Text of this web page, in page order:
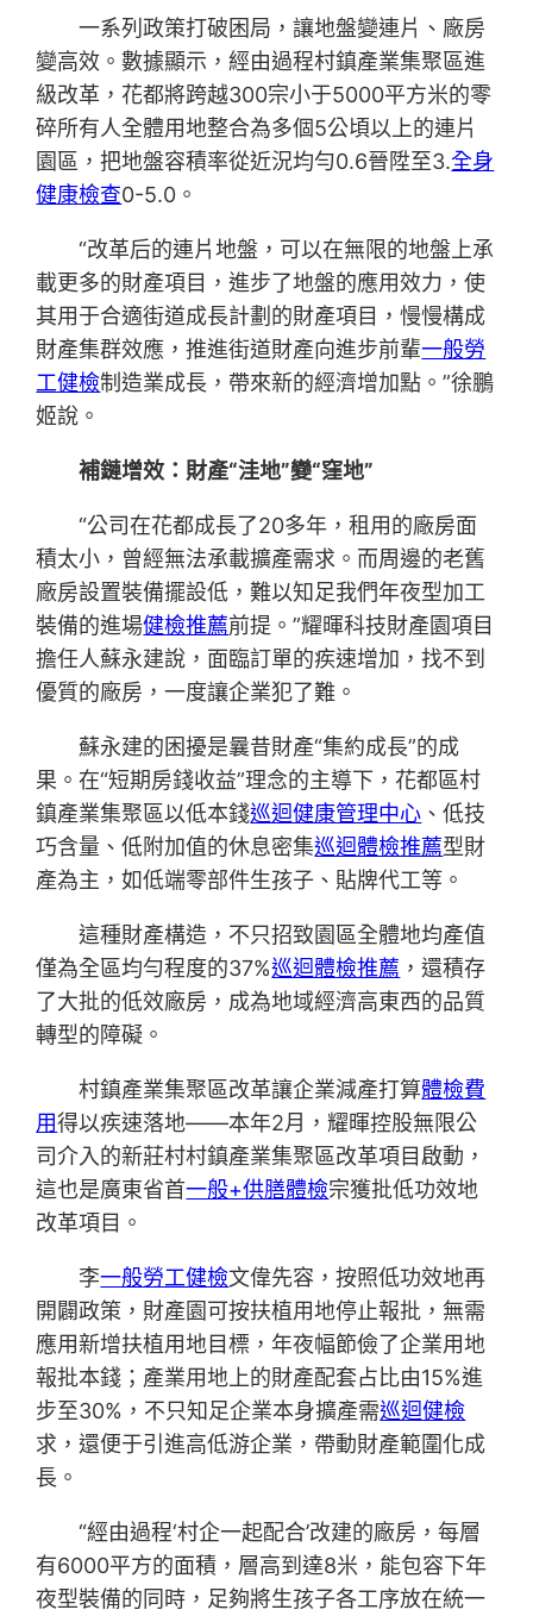
一系列政策打破困局，讓地盤變連片、廠房
變高效。數據顯示，經由過程村鎮產業集聚區進
級改革，花都將跨越300宗小于5000平方米的零
碎所有人全體用地整合為多個5公頃以上的連片
園區，把地盤容積率從近況均勻0.6晉陞至3.全身
健康檢查0-5.0。
“改革后的連片地盤，可以在無限的地盤上承
載更多的財產項目，進步了地盤的應用效力，使
其用于合適街道成長計劃的財產項目，慢慢構成
財產集群效應，推進街道財產向進步前輩一般勞
工健檢制造業成長，帶來新的經濟增加點。”徐鵬
姬說。
補鏈增效：財產“洼地”變“窪地”
“公司在花都成長了20多年，租用的廠房面
積太小，曾經無法承載擴產需求。而周邊的老舊
廠房設置裝備擺設低，難以知足我們年夜型加工
裝備的進場健檢推薦前提。”耀暉科技財產園項目
擔任人蘇永建說，面臨訂單的疾速增加，找不到
優質的廠房，一度讓企業犯了難。
蘇永建的困擾是曩昔財產“集約成長”的成
果。在“短期房錢收益”理念的主導下，花都區村
鎮產業集聚區以低本錢巡迴健康管理中心 、低技
巧含量、低附加值的休息密集巡迴體檢推薦型財
產為主，如低端零部件生孩子、貼牌代工等。
這種財產構造，不只招致園區全體地均產值
僅為全區均勻程度的37%巡迴體檢推薦 ，還積存
了大批的低效廠房，成為地域經濟高東西的品質
轉型的障礙。
村鎮產業集聚區改革讓企業減產打算體檢費
用得以疾速落地——本年2月，耀暉控股無限公
司介入的新莊村村鎮產業集聚區改革項目啟動，
這也是廣東省首一般+供膳體檢宗獲批低功效地
改革項目。
李一般勞工健檢文偉先容，按照低功效地再
開闢政策，財產園可按扶植用地停止報批，無需
應用新增扶植用地目標，年夜幅節儉了企業用地
報批本錢；產業用地上的財產配套占比由15%進
步至30%，不只知足企業本身擴產需巡迴健檢
求，還便于引進高低游企業，帶動財產範圍化成
長。
“經由過程‘村企一起配合’改建的廠房，每層
有6000平方的面積，層高到達8米，能包容下年
夜型裝備的同時，足夠將生孩子各工序放在統一